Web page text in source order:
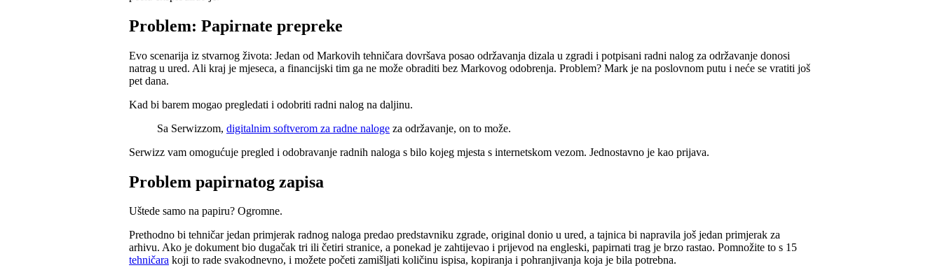
Problem: Papirnate prepreke
Evo scenarija iz stvarnog života: Jedan od Markovih tehničara dovršava posao održavanja dizala u zgradi i potpisani radni nalog za održavanje donosi
natrag u ured. Ali kraj je mjeseca, a financijski tim ga ne može obraditi bez Markovog odobrenja. Problem? Mark je na poslovnom putu i neće se vratiti još
pet dana.
Kad bi barem mogao pregledati i odobriti radni nalog na daljinu.
Sa Serwizzom, digitalnim softverom za radne naloge za održavanje, on to može.
Serwizz vam omogućuje pregled i odobravanje radnih naloga s bilo kojeg mjesta s internetskom vezom. Jednostavno je kao prijava.
Problem papirnatog zapisa
Uštede samo na papiru? Ogromne.
Prethodno bi tehničar jedan primjerak radnog naloga predao predstavniku zgrade, original donio u ured, a tajnica bi napravila još jedan primjerak za
arhivu. Ako je dokument bio dugačak tri ili četiri stranice, a ponekad je zahtijevao i prijevod na engleski, papirnati trag je brzo rastao. Pomnožite to s 15
tehničara koji to rade svakodnevno, i možete početi zamišljati količinu ispisa, kopiranja i pohranjivanja koja je bila potrebna.